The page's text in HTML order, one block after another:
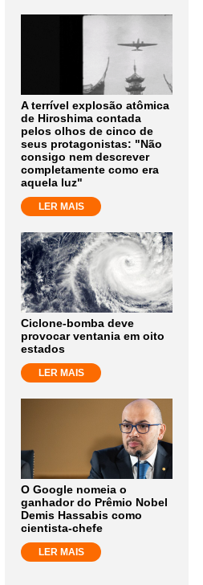
A terrível explosão atômica
de Hiroshima contada
pelos olhos de cinco de
seus protagonistas: "Não
consigo nem descrever
completamente como era
aquela luz"
LER MAIS
Ciclone-bomba deve
provocar ventania em oito
estados
LER MAIS
O Google nomeia o
ganhador do Prêmio Nobel
Demis Hassabis como
cientista-chefe
LER MAIS